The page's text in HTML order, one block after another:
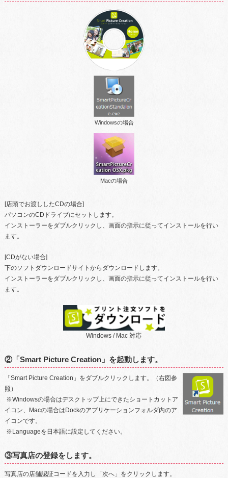
Windowsの場合
Macの場合
[店頭でお渡ししたCDの場合]
パソコンのCDドライブにセットします。
インストーラーをダブルクリックし、画面の指示に従ってインストールを行い
ます。
[CDがない場合]
下のソフトダウンロードサイトからダウンロードします。
インストーラーをダブルクリックし、画面の指示に従ってインストールを行い
ます。
Windows / Mac 対応
②「Smart Picture Creation」を起動します。
「Smart Picture Creation」をダブルクリックします。（右図参
照）
※Windowsの場合はデスクトップ上にできたショートカットア
イコン、Macの場合はDockのアプリケーションフォルダ内のア
イコンです。
※Languageを日本語に設定してください。
③写真店の登録をします。
写真店の店舗認証コードを入力し「次へ」をクリックします。